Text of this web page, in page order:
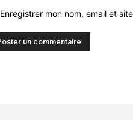
Enregistrer mon nom, email et